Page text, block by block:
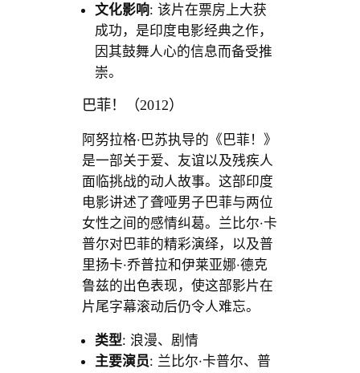
文化影响: 该片在票房上大获
成功，是印度电影经典之作，
因其鼓舞人心的信息而备受推
崇。
巴菲！（2012）
阿努拉格·巴苏执导的《巴菲！》
是一部关于爱、友谊以及残疾人
面临挑战的动人故事。这部印度
电影讲述了聋哑男子巴菲与两位
女性之间的感情纠葛。兰比尔·卡
普尔对巴菲的精彩演绎，以及普
里扬卡·乔普拉和伊莱亚娜·德克
鲁兹的出色表现，使这部影片在
片尾字幕滚动后仍令人难忘。
类型: 浪漫、剧情
主要演员: 兰比尔·卡普尔、普